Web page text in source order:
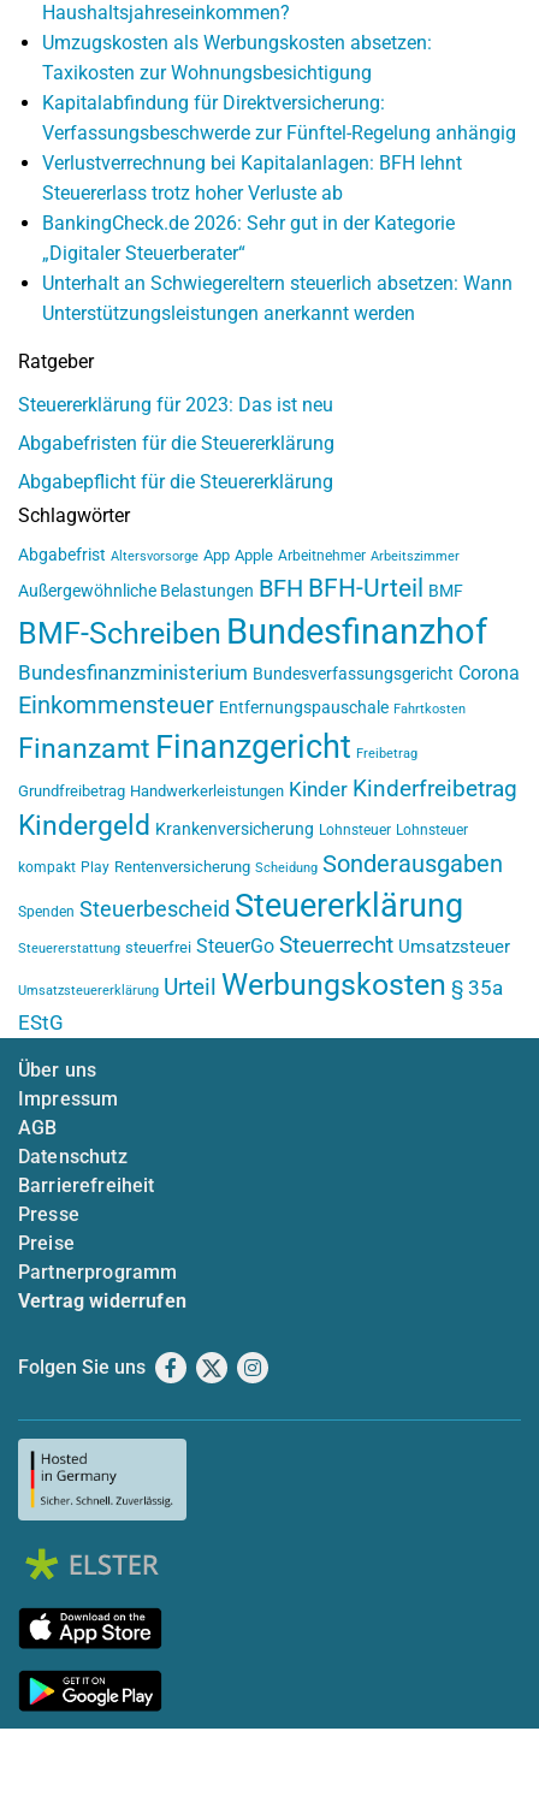
Haushaltsjahreseinkommen?
Umzugskosten als Werbungskosten absetzen:
Taxikosten zur Wohnungsbesichtigung
Kapitalabfindung für Direktversicherung:
Verfassungsbeschwerde zur Fünftel-Regelung anhängig
Verlustverrechnung bei Kapitalanlagen: BFH lehnt
Steuererlass trotz hoher Verluste ab
BankingCheck.de 2026: Sehr gut in der Kategorie
„Digitaler Steuerberater“
Unterhalt an Schwiegereltern steuerlich absetzen: Wann
Unterstützungsleistungen anerkannt werden
Ratgeber
Steuererklärung für 2023: Das ist neu
Abgabefristen für die Steuererklärung
Abgabepflicht für die Steuererklärung
Schlagwörter
Abgabefrist Altersvorsorge App Apple Arbeitnehmer Arbeitszimmer
Außergewöhnliche Belastungen BFH BFH-Urteil BMF
BMF-Schreiben Bundesfinanzhof
Bundesfinanzministerium Bundesverfassungsgericht Corona
Einkommensteuer Entfernungspauschale Fahrtkosten
Finanzamt Finanzgericht Freibetrag
Grundfreibetrag Handwerkerleistungen Kinder Kinderfreibetrag
Kindergeld Krankenversicherung Lohnsteuer Lohnsteuer
kompakt Play Rentenversicherung Scheidung Sonderausgaben
Spenden Steuerbescheid Steuererklärung
Steuererstattung steuerfrei SteuerGo Steuerrecht Umsatzsteuer
Umsatzsteuererklärung Urteil Werbungskosten § 35a
EStG
Über uns
Impressum
AGB
Datenschutz
Barrierefreiheit
Presse
Preise
Partnerprogramm
Vertrag widerrufen
Folgen Sie uns Facebook
X Instagram